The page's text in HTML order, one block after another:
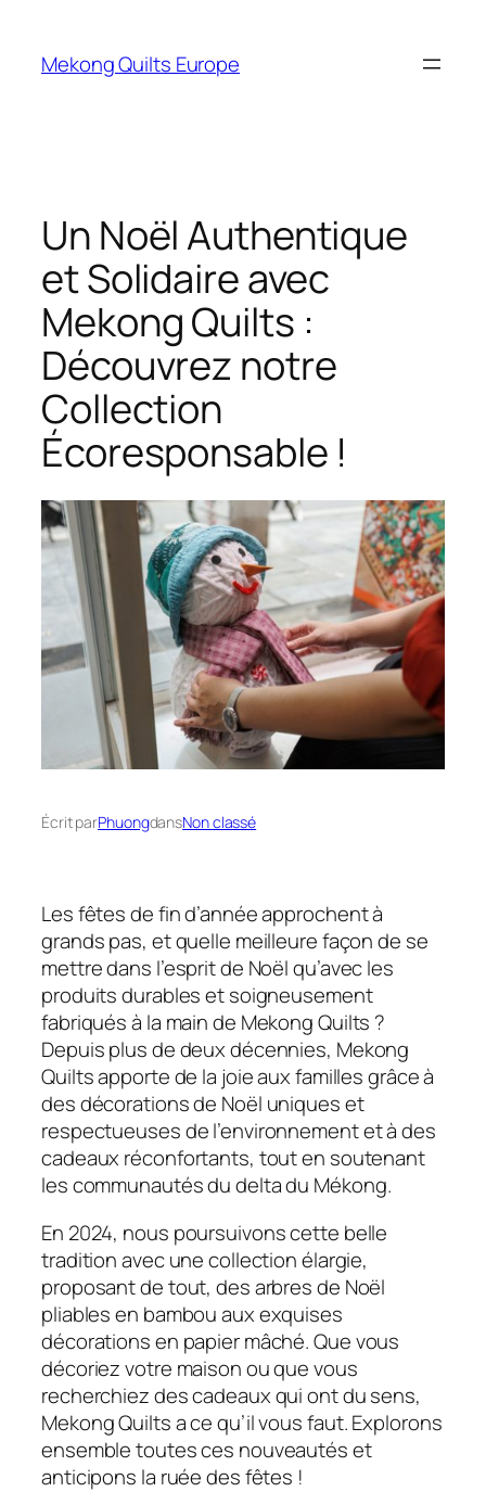
contenu
Mekong Quilts Europe
Un Noël Authentique
et Solidaire avec
Mekong Quilts :
Découvrez notre
Collection
Écoresponsable !
Écrit parPhuongdansNon classé
Les fêtes de fin d’année approchent à
grands pas, et quelle meilleure façon de se
mettre dans l’esprit de Noël qu’avec les
produits durables et soigneusement
fabriqués à la main de Mekong Quilts ?
Depuis plus de deux décennies, Mekong
Quilts apporte de la joie aux familles grâce à
des décorations de Noël uniques et
respectueuses de l’environnement et à des
cadeaux réconfortants, tout en soutenant
les communautés du delta du Mékong.
En 2024, nous poursuivons cette belle
tradition avec une collection élargie,
proposant de tout, des arbres de Noël
pliables en bambou aux exquises
décorations en papier mâché. Que vous
décoriez votre maison ou que vous
recherchiez des cadeaux qui ont du sens,
Mekong Quilts a ce qu’il vous faut. Explorons
ensemble toutes ces nouveautés et
anticipons la ruée des fêtes !